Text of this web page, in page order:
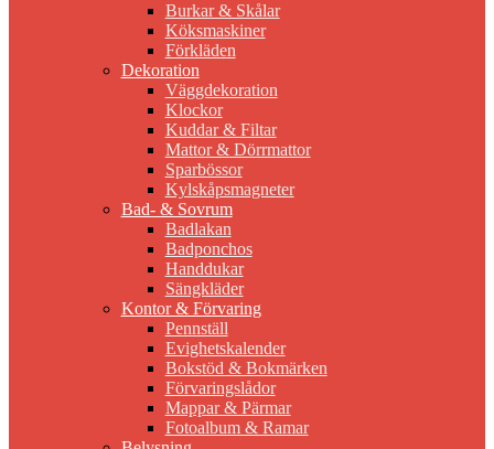
Burkar & Skålar
Köksmaskiner
Förkläden
Dekoration
Väggdekoration
Klockor
Kuddar & Filtar
Mattor & Dörrmattor
Sparbössor
Kylskåpsmagneter
Bad- & Sovrum
Badlakan
Badponchos
Handdukar
Sängkläder
Kontor & Förvaring
Pennställ
Evighetskalender
Bokstöd & Bokmärken
Förvaringslådor
Mappar & Pärmar
Fotoalbum & Ramar